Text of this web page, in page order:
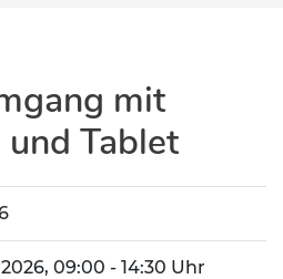
mit
Tablet
09:00 - 14:30 Uhr